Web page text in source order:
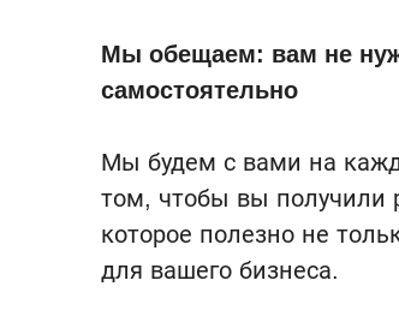
Мы обещаем: вам не
самостоятельно
Мы будем с вами на
том, чтобы вы получили
которое полезно не
для вашего бизнеса.